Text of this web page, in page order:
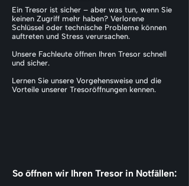
Ein Tresor ist sicher – aber was tun, wenn Sie
keinen Zugriff mehr haben? Verlorene
Schlüssel oder technische Probleme können
auftreten und Stress verursachen.
Unsere Fachleute öffnen Ihren Tresor schnell
und sicher.
Lernen Sie unsere Vorgehensweise und die
Vorteile unserer Tresoröffnungen kennen.
So öffnen wir Ihren Tresor in Notfällen: